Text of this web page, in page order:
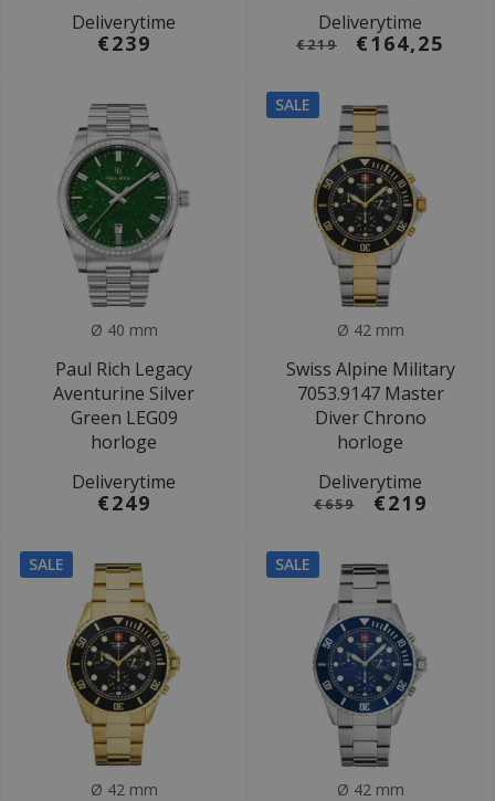
Deliverytime
€239
Deliverytime
€219 €164,25
Ø 40 mm
Paul Rich Legacy
Aventurine Silver
Green LEG09
horloge
Deliverytime
€249
SALE
Ø 42 mm
Swiss Alpine Military
7053.9147 Master
Diver Chrono
horloge
Deliverytime
€659 €219
SALE
Ø 42 mm
SALE
Ø 42 mm